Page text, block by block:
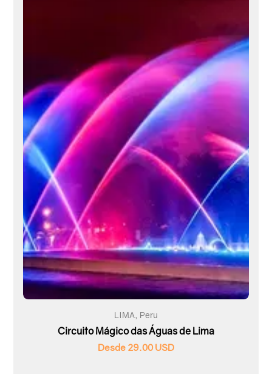
LIMA, Peru
Circuito Mágico das Águas de Lima
Desde 29.00 USD